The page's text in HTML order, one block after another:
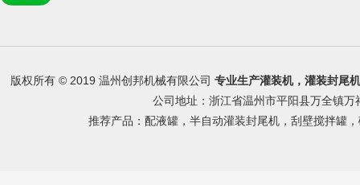
版权所有 © 2019 温州创邦机械有限公司 专业生产灌装机， 灌装封尾机
公司地址：浙江省温州市平阳县万全镇
推荐产品： 配液罐 ， 半自动灌装封尾机 ， 刮壁搅拌罐